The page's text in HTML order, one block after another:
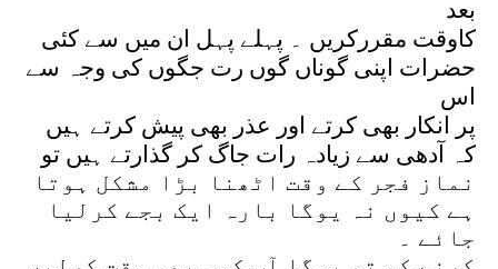
بعد
کاوقت مقررکریں ۔ پہلے پہل ان میں سے کئی
حضرات اپنی گوناں گوں رت جگوں کی وجہ سے
اس
پر انکار بھی کرتے اور عذر بھی پیش کرتے ہیں
کہ آدھی سے زیادہ رات جاگ کر گذارتے ہیں تو
نماز فجر کے وقت اٹھنا بڑا مشکل ہوتا
ہے کیوں نہ یوگا بارہ ایک بجے کرلیا
جائے ۔